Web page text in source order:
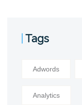
Tags
Adwords
Analytics